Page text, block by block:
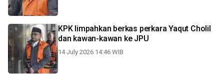
KPK limpahkan berkas perkara Yaqut Cholil
dan kawan-kawan ke JPU
14 July 2026 14:46 WIB